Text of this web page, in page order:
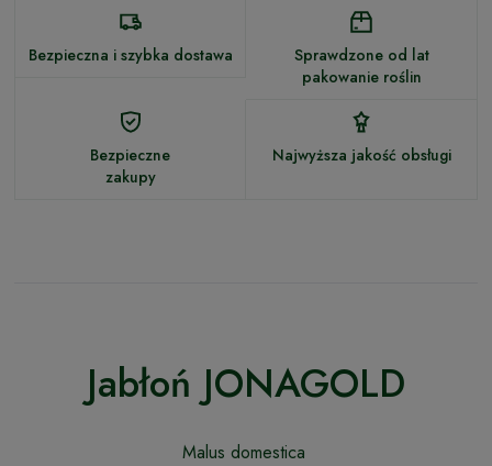
Bezpieczna i szybka dostawa
Sprawdzone od lat
pakowanie roślin
Bezpieczne
zakupy
Najwyższa jakość obsługi
Jabłoń JONAGOLD
Malus domestica